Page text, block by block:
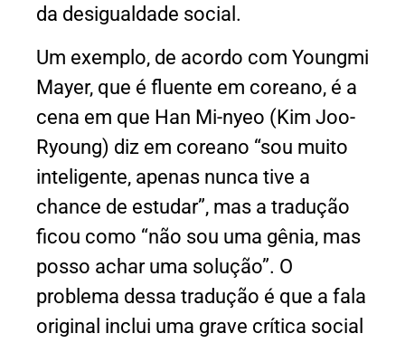
da desigualdade social.
Um exemplo, de acordo com Youngmi
Mayer, que é fluente em coreano, é a
cena em que Han Mi-nyeo (Kim Joo-
Ryoung) diz em coreano “sou muito
inteligente, apenas nunca tive a
chance de estudar”, mas a tradução
ficou como “não sou uma gênia, mas
posso achar uma solução”. O
problema dessa tradução é que a fala
original inclui uma grave crítica social